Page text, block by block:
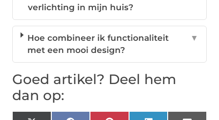
verlichting in mijn huis?
Hoe combineer ik functionaliteit
met een mooi design?
▼
Goed artikel? Deel hem
dan op: